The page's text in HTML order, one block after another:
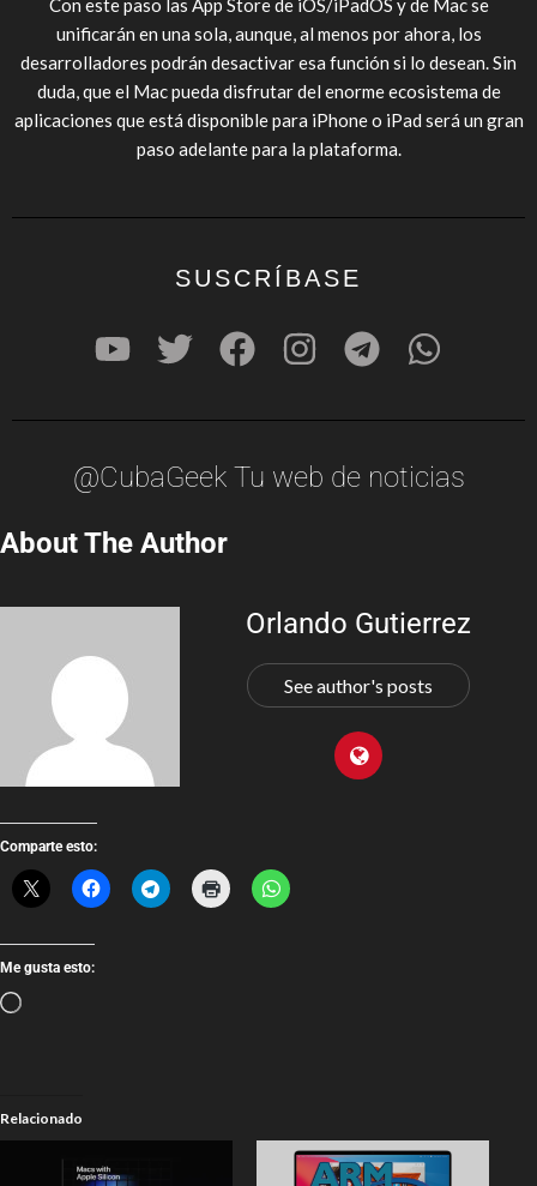
Con este paso las App Store de iOS/iPadOS y de Mac se
unificarán en una sola, aunque, al menos por ahora, los
desarrolladores podrán desactivar esa función si lo desean. Sin
duda, que el Mac pueda disfrutar del enorme ecosistema de
aplicaciones que está disponible para iPhone o iPad será un gran
paso adelante para la plataforma.
SUSCRÍBASE
@CubaGeek Tu web de noticias
About The Author
Orlando Gutierrez
See author's posts
Comparte esto:
Me gusta esto:
Relacionado